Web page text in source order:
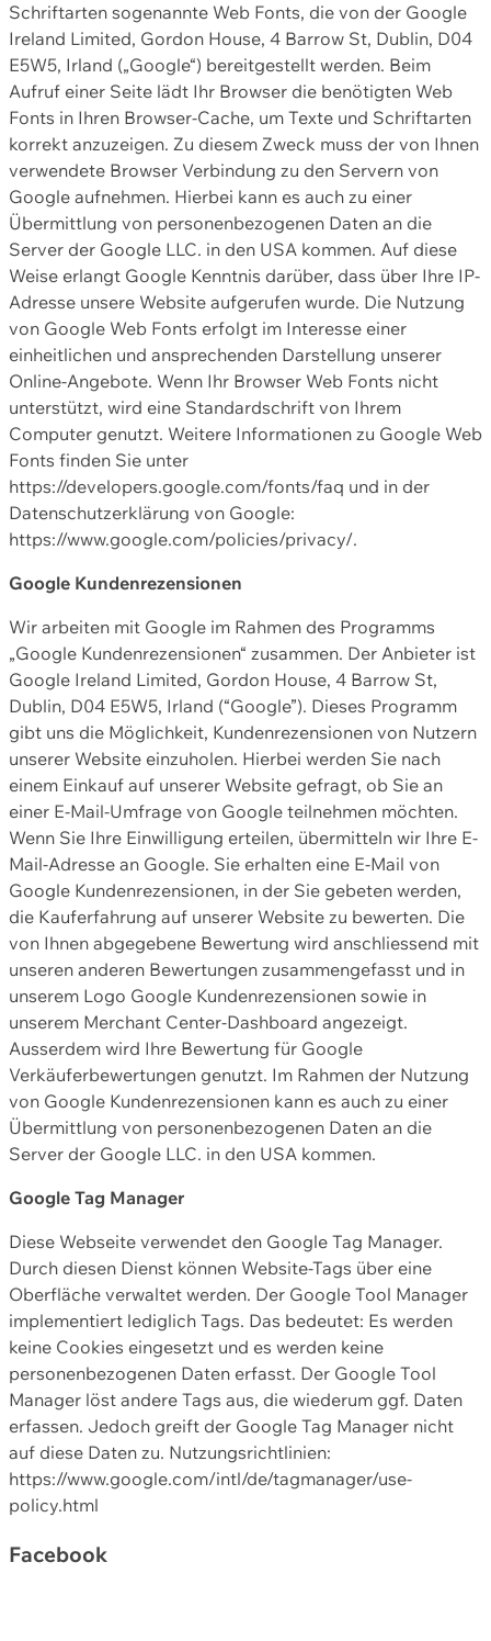
Schriftarten sogenannte Web Fonts, die von der Google
Ireland Limited, Gordon House, 4 Barrow St, Dublin, D04
E5W5, Irland („Google“) bereitgestellt werden. Beim
Aufruf einer Seite lädt Ihr Browser die benötigten Web
Fonts in Ihren Browser-Cache, um Texte und Schriftarten
korrekt anzuzeigen. Zu diesem Zweck muss der von Ihnen
verwendete Browser Verbindung zu den Servern von
Google aufnehmen. Hierbei kann es auch zu einer
Übermittlung von personenbezogenen Daten an die
Server der Google LLC. in den USA kommen. Auf diese
Weise erlangt Google Kenntnis darüber, dass über Ihre IP-
Adresse unsere Website aufgerufen wurde. Die Nutzung
von Google Web Fonts erfolgt im Interesse einer
einheitlichen und ansprechenden Darstellung unserer
Online-Angebote. Wenn Ihr Browser Web Fonts nicht
unterstützt, wird eine Standardschrift von Ihrem
Computer genutzt. Weitere Informationen zu Google Web
Fonts finden Sie unter
https://developers.google.com/fonts/faq und in der
Datenschutzerklärung von Google:
https://www.google.com/policies/privacy/.
Google Kundenrezensionen
Wir arbeiten mit Google im Rahmen des Programms
„Google Kundenrezensionen“ zusammen. Der Anbieter ist
Google Ireland Limited, Gordon House, 4 Barrow St,
Dublin, D04 E5W5, Irland (“Google”). Dieses Programm
gibt uns die Möglichkeit, Kundenrezensionen von Nutzern
unserer Website einzuholen. Hierbei werden Sie nach
einem Einkauf auf unserer Website gefragt, ob Sie an
einer E-Mail-Umfrage von Google teilnehmen möchten.
Wenn Sie Ihre Einwilligung erteilen, übermitteln wir Ihre E-
Mail-Adresse an Google. Sie erhalten eine E-Mail von
Google Kundenrezensionen, in der Sie gebeten werden,
die Kauferfahrung auf unserer Website zu bewerten. Die
von Ihnen abgegebene Bewertung wird anschliessend mit
unseren anderen Bewertungen zusammengefasst und in
unserem Logo Google Kundenrezensionen sowie in
unserem Merchant Center-Dashboard angezeigt.
Ausserdem wird Ihre Bewertung für Google
Verkäuferbewertungen genutzt. Im Rahmen der Nutzung
von Google Kundenrezensionen kann es auch zu einer
Übermittlung von personenbezogenen Daten an die
Server der Google LLC. in den USA kommen.
Google Tag Manager
Diese Webseite verwendet den Google Tag Manager.
Durch diesen Dienst können Website-Tags über eine
Oberfläche verwaltet werden. Der Google Tool Manager
implementiert lediglich Tags. Das bedeutet: Es werden
keine Cookies eingesetzt und es werden keine
personenbezogenen Daten erfasst. Der Google Tool
Manager löst andere Tags aus, die wiederum ggf. Daten
erfassen. Jedoch greift der Google Tag Manager nicht
auf diese Daten zu. Nutzungsrichtlinien:
https://www.google.com/intl/de/tagmanager/use-
policy.html
Facebook